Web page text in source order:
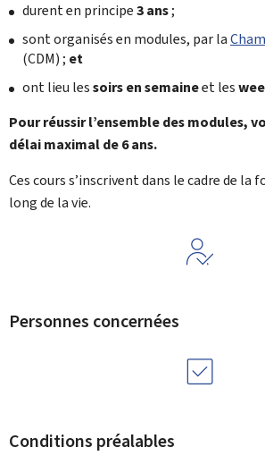
durent en principe3 ans;
sont organisés en modules, par la
(CDM) ; et
ont lieu lessoirs en semaineet les
Pour réussir l’ensemble des modules,
délai maximal de 6 ans.
Ces cours s’inscrivent dans le cadre de
long de la vie.
Personnes concernées
Conditions préalables